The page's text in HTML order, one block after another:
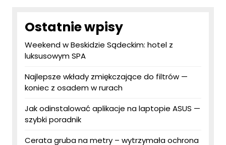
Ostatnie wpisy
Weekend w Beskidzie Sądeckim: hotel z
luksusowym SPA
Najlepsze wkłady zmiękczające do filtrów —
koniec z osadem w rurach
Jak odinstalować aplikacje na laptopie ASUS —
szybki poradnik
Cerata gruba na metry – wytrzymała ochrona